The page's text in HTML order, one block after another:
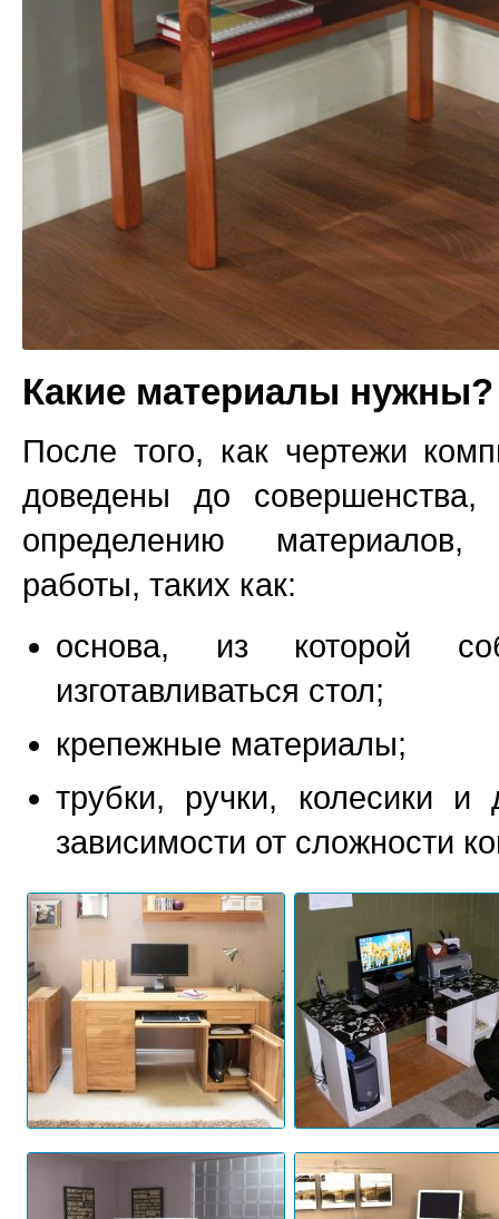
Какие материалы нужны?
После того, как чертежи
доведены до совершенства,
определению
работы, таких как:
основа, из которой
изготавливаться стол;
крепежные материалы;
трубки, ручки, колесики и
зависимости от сложности